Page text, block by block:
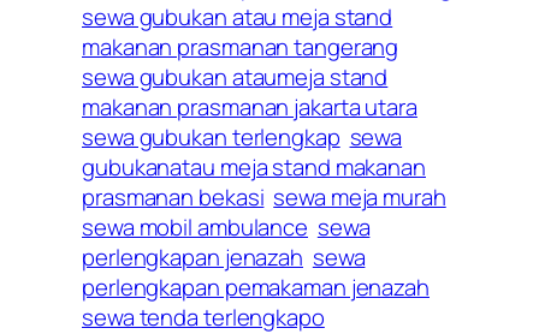
sewa gubukan atau meja stand
makanan prasmanan tangerang
sewa gubukan ataumeja stand
makanan prasmanan jakarta utara
sewa gubukan terlengkap sewa
gubukanatau meja stand makanan
prasmanan bekasi sewa meja murah
sewa mobil ambulance sewa
perlengkapan jenazah sewa
perlengkapan pemakaman jenazah
sewa tenda terlengkapo